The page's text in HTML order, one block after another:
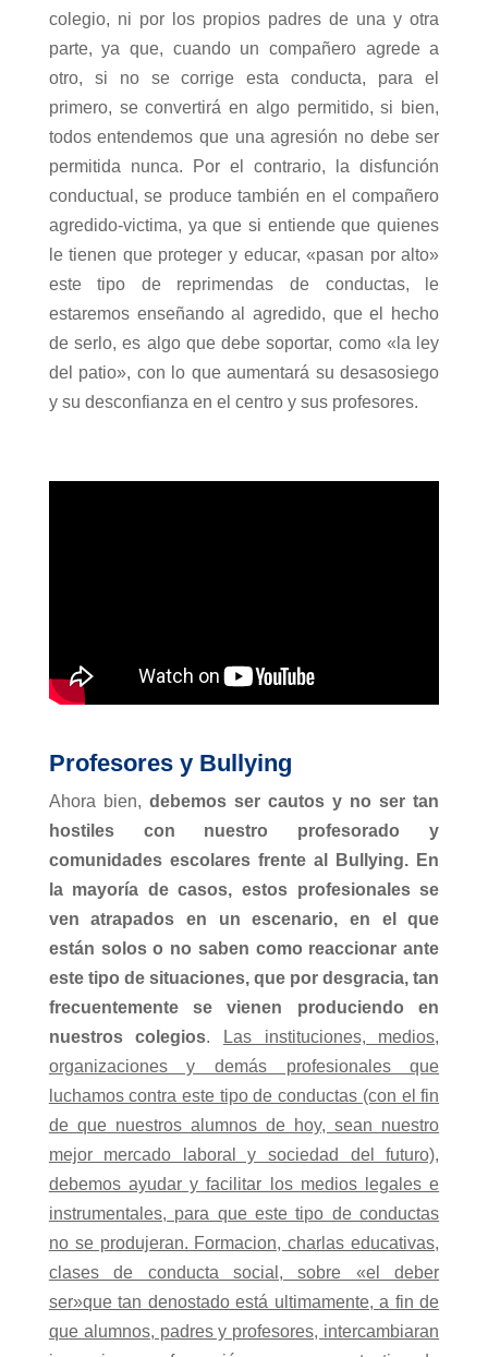
colegio, ni por los propios padres de una y otra
parte, ya que, cuando un compañero agrede a
otro, si no se corrige esta conducta, para el
primero, se convertirá en algo permitido, si bien,
todos entendemos que una agresión no debe ser
permitida nunca. Por el contrario, la disfunción
conductual, se produce también en el compañero
agredido-victima, ya que si entiende que quienes
le tienen que proteger y educar, «pasan por alto»
este tipo de reprimendas de conductas, le
estaremos enseñando al agredido, que el hecho
de serlo, es algo que debe soportar, como «la ley
del patio», con lo que aumentará su desasosiego
y su desconfianza en el centro y sus profesores.
Profesores y Bullying
Ahora bien, debemos ser cautos y no ser tan
hostiles con nuestro profesorado y
comunidades escolares frente al Bullying. En
la mayoría de casos, estos profesionales se
ven atrapados en un escenario, en el que
están solos o no saben como reaccionar ante
este tipo de situaciones, que por desgracia, tan
frecuentemente se vienen produciendo en
nuestros colegios.
Las instituciones, medios,
organizaciones y demás profesionales que
luchamos contra este tipo de conductas (con el fin
de que nuestros alumnos de hoy, sean nuestro
mejor mercado laboral y sociedad del futuro),
debemos ayudar y facilitar los medios legales e
instrumentales, para que este tipo de conductas
no se produjeran. Formacion, charlas educativas,
clases de conducta social, sobre «el deber
ser»que tan denostado está ultimamente, a fin de
que alumnos, padres y profesores, intercambiaran